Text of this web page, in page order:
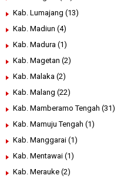
Kab. Lumajang (13)
Kab. Madiun (4)
Kab. Madura (1)
Kab. Magetan (2)
Kab. Malaka (2)
Kab. Malang (22)
Kab. Mamberamo Tengah (31)
Kab. Mamuju Tengah (1)
Kab. Manggarai (1)
Kab. Mentawai (1)
Kab. Merauke (2)